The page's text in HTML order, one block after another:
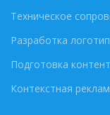
Техническое
Разработка
Подготовка
Контекстная